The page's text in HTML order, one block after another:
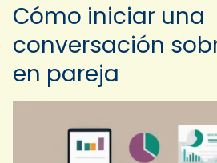
Cómo iniciar una
conversación
en pareja